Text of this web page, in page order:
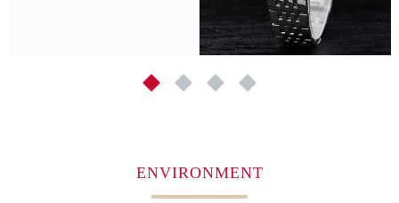
福建省宁德市蕉城区天湖东路天梭售后服务中心（需提前预约）
福建省漳州市龙文区步港路天梭售后服务中心（需提前预约）
1 2 3 4
ENVIRONMENT